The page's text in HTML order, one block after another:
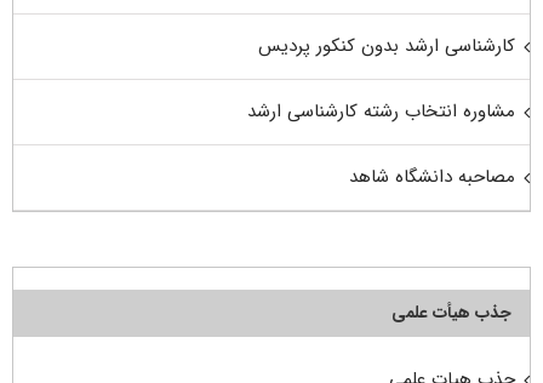
کارشناسی ارشد بدون کنکور پردیس
مشاوره انتخاب رشته کارشناسی ارشد
مصاحبه دانشگاه شاهد
جذب هیأت علمی